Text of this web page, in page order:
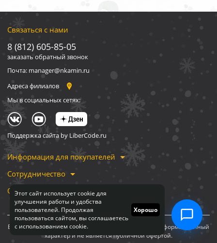
Этот сайт использует cookie для
улучшения работы и удобства
пользователей. Продолжая
пользоваться сайтом, вы соглашаетесь
с использованием cookie.
Хорошо
Связаться с нами
8 (812) 605-85-05
заказать обратный звонок
Почта: manager@nkamin.ru
Адреса филиалов
Мы в социальных сетях:
Поддержка сайта by LiberCode.ru
Информация для покупателей
Сотрудничество
О компании
Вся информация, представленная на сайте, носит информационный
характер и не является публичной офертой.